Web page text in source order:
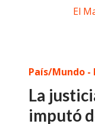
El
La
imputó
País/Mundo -